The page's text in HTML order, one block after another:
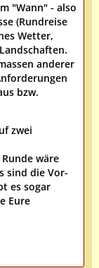
"Wann" - also
(Rundreise
Wetter,
anderer
bzw.
zwei
wäre
sind die Vor-
es sogar
Eure